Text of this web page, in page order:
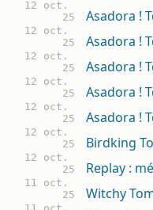
12 oct.
25
Asadora !
12 oct.
25
Asadora !
12 oct.
25
Asadora !
12 oct.
25
Asadora !
12 oct.
25
Asadora !
12 oct.
25
Birdking
12 oct.
25
Replay :
11 oct.
25
Witchy